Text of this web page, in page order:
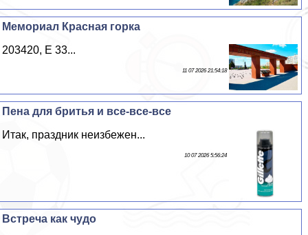
Мемориал Красная горка
203420, E 33...
11 07 2026 21:54:18
Пена для бритья и все-все-все
Итак, праздник неизбежен...
10 07 2026 5:56:24
Встреча как чудо